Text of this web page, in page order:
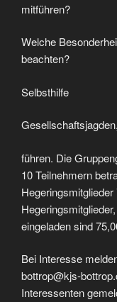
mitführen?
Welche
beachten?
Selbsthilfe
führen. Die
10 Teilnehmern
eingeladen sind
Bei Interesse
bottrop@kjs-
Interessenten